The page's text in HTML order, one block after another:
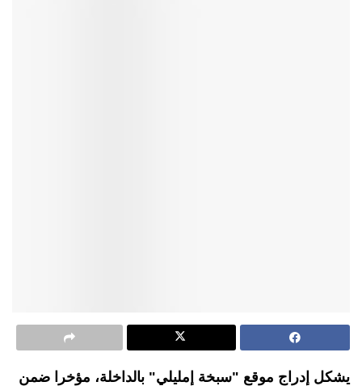
يشكل إدراج موقع "سبخة إمليلي" بالداخلة، مؤخرا ضمن